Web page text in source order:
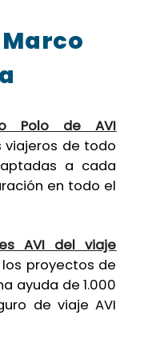
Polo de AVI
viajeros de todo
a cada
en todo el
AVI del viaje
proyectos de
ayuda de 1.000
de viaje AVI